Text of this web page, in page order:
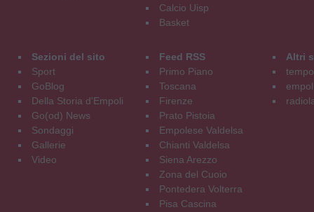
Calcio Uisp
Basket
Sezioni del sito
Sport
GoBlog
Della Storia d'Empoli
Go(od) News
Sondaggi
Gallerie
Video
Feed RSS
Primo Piano
Toscana
Firenze
Prato Pistoia
Empolese Valdelsa
Chianti Valdelsa
Siena Arezzo
Zona del Cuoio
Pontedera Volterra
Pisa Cascina
Altri